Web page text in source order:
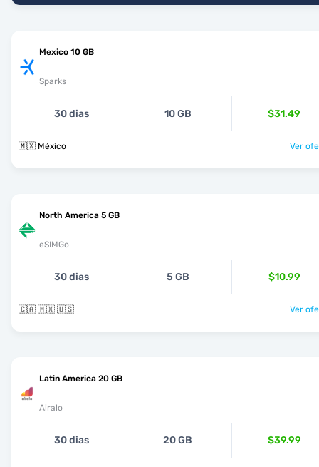
Mexico 10 GB
Sparks
30 dias 10 GB $31.49
🇲🇽 México Ver
North America 5 GB
eSIMGo
30 dias 5 GB $10.99
🇨🇦 🇲🇽 🇺🇸 Ver
Latin America 20 GB
Airalo
30 dias 20 GB $39.99